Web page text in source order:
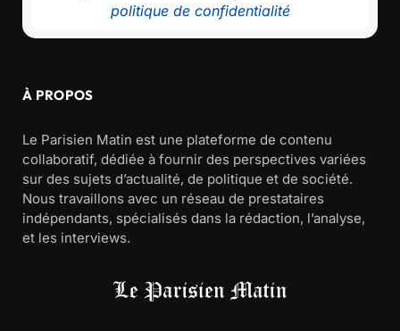
politique de confidentialité
À PROPOS
Le Parisien Matin est une plateforme de contenu
collaboratif, dédiée à fournir des perspectives variées
sur des sujets d’actualité, de politique et de société.
Nous travaillons avec un réseau de prestataires
indépendants, spécialisés dans la rédaction, l’analyse,
et les interviews.